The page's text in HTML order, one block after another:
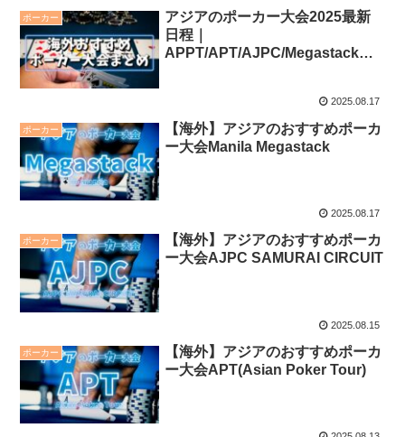
ポーカー
アジアのポーカー大会2025最新
日程｜
APPT/APT/AJPC/Megastack徹
2025.08.17
ポーカー
【海外】アジアのおすすめポーカ
ー大会Manila Megastack
2025.08.17
ポーカー
【海外】アジアのおすすめポーカ
ー大会AJPC SAMURAI CIRCUIT
2025.08.15
ポーカー
【海外】アジアのおすすめポーカ
ー大会APT(Asian Poker Tour)